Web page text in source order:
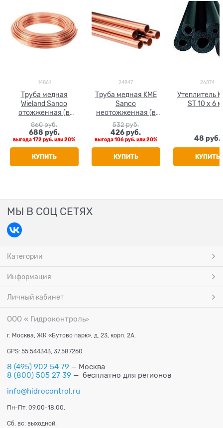
14861
Труба медная
Wieland Sanco
отожженная (в
бухтах) 10 x 1.0
860 руб.
688 руб.
выгода172 руб.или20%
КУПИТЬ
24947
Труба медная KME
Sanco
неотожженная (в
штанге 5 м) 15 x 1.0
532 руб.
426 руб.
выгода106 руб.или20%
КУПИТЬ
26874
Утеплитель
ST 10 x 6
48 руб.
КУПИТЬ
МЫ В СОЦ СЕТЯХ
Категории
Информация
Личный кабинет
ООО « Гидроконтроль»
г. Москва, ЖК «Бутово парк», д. 23, корп. 2А.
GPS: 55.544343, 37.587260
8 (495) 902 54 79 — Москва
8 (800) 505 27 39 — бесплатно для регионов
info@hidrocontrol.ru
Пн-Пт: 09.00-18.00.
Сб, вс: выходной.